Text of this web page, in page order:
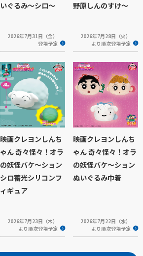
いぐるみ～シロ～
2026年7月31日（金）
登場予定
野原しんのすけ～
2026年7月28日（火）
より順次登場予定
映画クレヨンしんち
ゃん 奇々怪々！オラ
の妖怪バケ～ション
シロ蓄光シリコンフ
ィギュア
2026年7月23日（木）
より順次登場予定
映画クレヨンしんち
ゃん 奇々怪々！オラ
の妖怪バケ～ション
ぬいぐるみ巾着
2026年7月22日（水）
より順次登場予定